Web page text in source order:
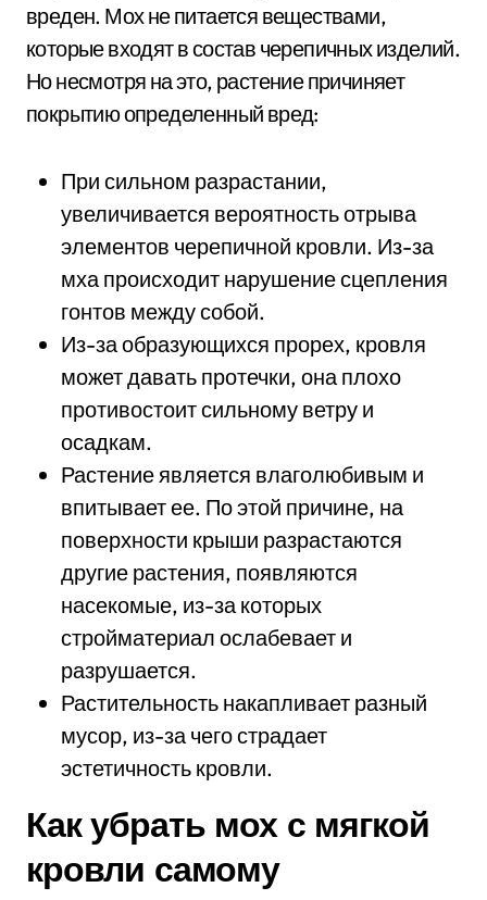
вреден. Мох не питается веществами,
которые входят в состав черепичных изделий.
Но несмотря на это, растение причиняет
покрытию определенный вред:
При сильном разрастании,
увеличивается вероятность отрыва
элементов черепичной кровли. Из-за
мха происходит нарушение сцепления
гонтов между собой.
Из-за образующихся прорех, кровля
может давать протечки, она плохо
противостоит сильному ветру и
осадкам.
Растение является влаголюбивым и
впитывает ее. По этой причине, на
поверхности крыши разрастаются
другие растения, появляются
насекомые, из-за которых
стройматериал ослабевает и
разрушается.
Растительность накапливает разный
мусор, из-за чего страдает
эстетичность кровли.
Как убрать мох с мягкой
кровли самому